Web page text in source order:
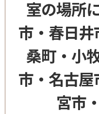
室の場所
市・春日
桑町・小
市・名古
宮市